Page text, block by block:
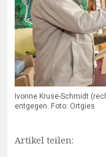
Ivonne Kruse-Schmidt
entgegen. Foto: Ortgies
Artikel teilen: